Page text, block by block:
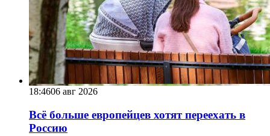
18:4606 авг 2026
Всё больше европейцев хотят переехать в
Россию